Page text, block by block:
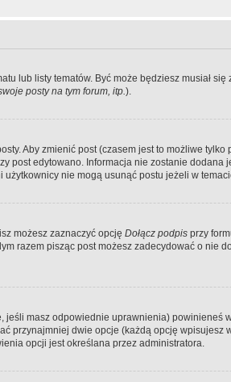
lub listy tematów. Być może będziesz musiał
posty na tym forum, itp.).
Aby zmienić post (czasem jest to możliwe
edytowano. Informacja nie zostanie
nie mogą usunąć postu jeżeli w
możesz zaznaczyć opcję Dołącz podpis przy
razem pisząc post możesz zadecydować o nie
jeśli masz odpowiednie uprawnienia) powinieneś
przynajmniej dwie opcje (każdą opcję
opcji jest określana przez administratora.